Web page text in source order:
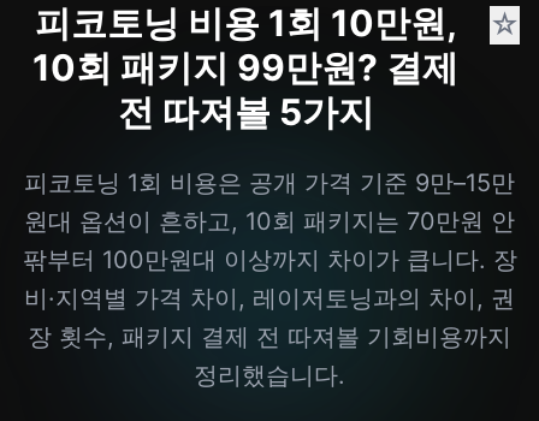
피코토닝 비용 1회 10만원,
10회 패키지 99만원? 결제
전 따져볼 5가지
☆
피코토닝 1회 비용은 공개 가격 기준 9만–15만
원대 옵션이 흔하고, 10회 패키지는 70만원 안
팎부터 100만원대 이상까지 차이가 큽니다. 장
비·지역별 가격 차이, 레이저토닝과의 차이, 권
장 횟수, 패키지 결제 전 따져볼 기회비용까지
정리했습니다.